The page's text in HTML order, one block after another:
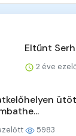
Eltűnt
2 éve
5983